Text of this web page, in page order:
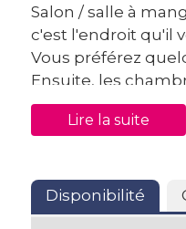
Salon / salle à
c'est l'endroit qu'il
Vous préférez
Ensuite, les
séduiront
bons lits ! Deux
climatisées.
Lire la suite
Disponibilité